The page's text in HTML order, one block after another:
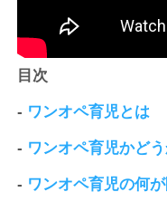
目次
- ワンオペ育児とは
- ワンオペ育児かど
- ワンオペ育児の何